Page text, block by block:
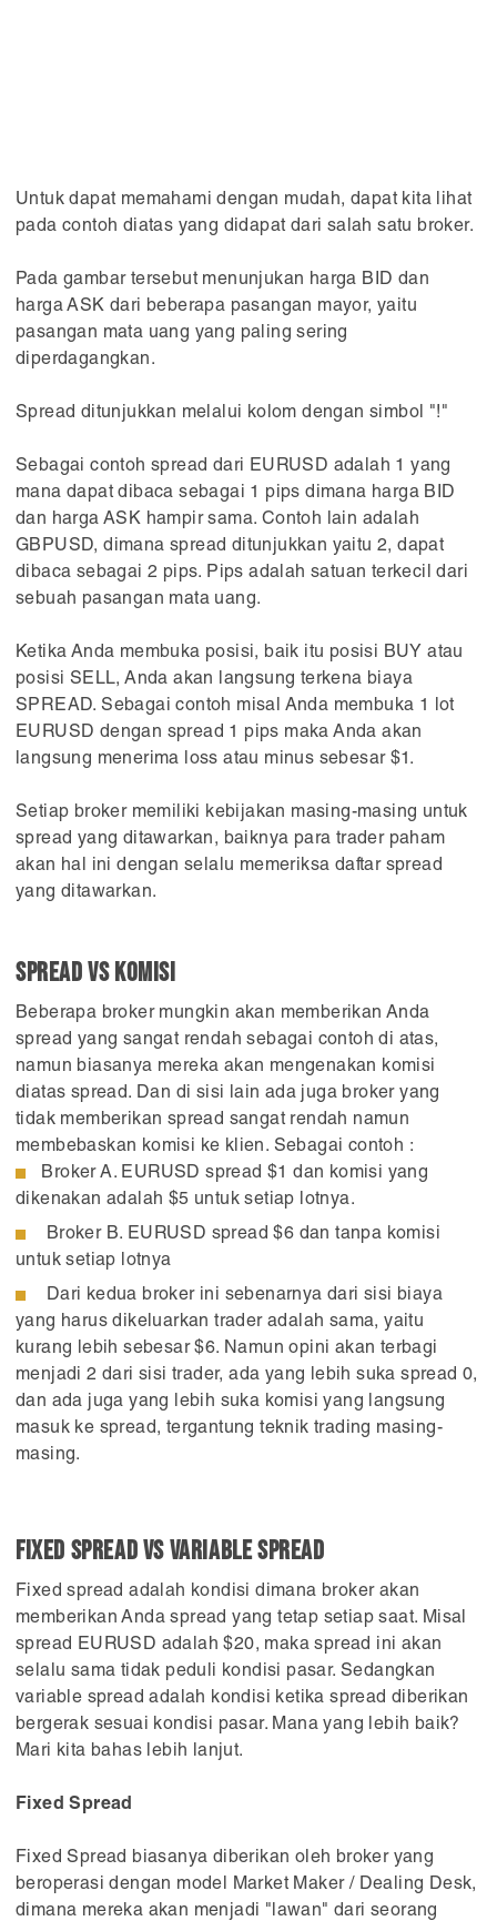
Untuk dapat memahami dengan mudah, dapat kita lihat
pada contoh diatas yang didapat dari salah satu broker.
Pada gambar tersebut menunjukan harga BID dan
harga ASK dari beberapa pasangan mayor, yaitu
pasangan mata uang yang paling sering
diperdagangkan.
Spread ditunjukkan melalui kolom dengan simbol "!"
Sebagai contoh spread dari EURUSD adalah 1 yang
mana dapat dibaca sebagai 1 pips dimana harga BID
dan harga ASK hampir sama. Contoh lain adalah
GBPUSD, dimana spread ditunjukkan yaitu 2, dapat
dibaca sebagai 2 pips. Pips adalah satuan terkecil dari
sebuah pasangan mata uang.
Ketika Anda membuka posisi, baik itu posisi BUY atau
posisi SELL, Anda akan langsung terkena biaya
SPREAD. Sebagai contoh misal Anda membuka 1 lot
EURUSD dengan spread 1 pips maka Anda akan
langsung menerima loss atau minus sebesar $1.
Setiap broker memiliki kebijakan masing-masing untuk
spread yang ditawarkan, baiknya para trader paham
akan hal ini dengan selalu memeriksa daftar spread
yang ditawarkan.
SPREAD VS KOMISI
Beberapa broker mungkin akan memberikan Anda
spread yang sangat rendah sebagai contoh di atas,
namun biasanya mereka akan mengenakan komisi
diatas spread. Dan di sisi lain ada juga broker yang
tidak memberikan spread sangat rendah namun
membebaskan komisi ke klien. Sebagai contoh :
Broker A. EURUSD spread $1 dan komisi yang
dikenakan adalah $5 untuk setiap lotnya.
Broker B. EURUSD spread $6 dan tanpa komisi
untuk setiap lotnya
Dari kedua broker ini sebenarnya dari sisi biaya
yang harus dikeluarkan trader adalah sama, yaitu
kurang lebih sebesar $6. Namun opini akan terbagi
menjadi 2 dari sisi trader, ada yang lebih suka spread 0,
dan ada juga yang lebih suka komisi yang langsung
masuk ke spread, tergantung teknik trading masing-
masing.
FIXED SPREAD VS VARIABLE SPREAD
Fixed spread adalah kondisi dimana broker akan
memberikan Anda spread yang tetap setiap saat. Misal
spread EURUSD adalah $20, maka spread ini akan
selalu sama tidak peduli kondisi pasar. Sedangkan
variable spread adalah kondisi ketika spread diberikan
bergerak sesuai kondisi pasar. Mana yang lebih baik?
Mari kita bahas lebih lanjut.
Fixed Spread
Fixed Spread biasanya diberikan oleh broker yang
beroperasi dengan model Market Maker / Dealing Desk,
dimana mereka akan menjadi "lawan" dari seorang